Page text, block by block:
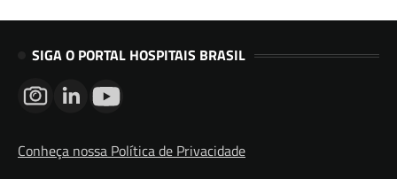
SIGA O PORTAL HOSPITAIS BRASIL
Conheça nossa Política de Privacidade